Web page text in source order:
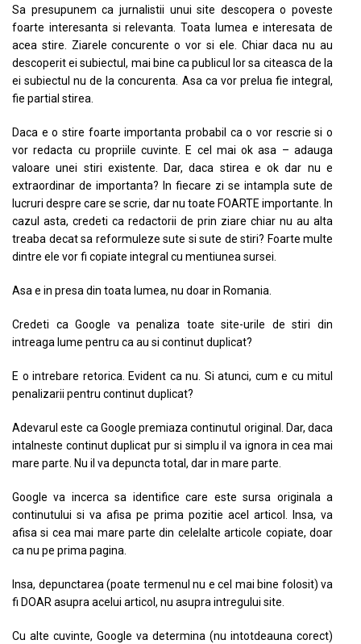
Sa presupunem ca jurnalistii unui site descopera o poveste
foarte interesanta si relevanta. Toata lumea e interesata de
acea stire. Ziarele concurente o vor si ele. Chiar daca nu au
descoperit ei subiectul, mai bine ca publicul lor sa citeasca de la
ei subiectul nu de la concurenta. Asa ca vor prelua fie integral,
fie partial stirea.
Daca e o stire foarte importanta probabil ca o vor rescrie si o
vor redacta cu propriile cuvinte. E cel mai ok asa – adauga
valoare unei stiri existente. Dar, daca stirea e ok dar nu e
extraordinar de importanta? In fiecare zi se intampla sute de
lucruri despre care se scrie, dar nu toate FOARTE importante. In
cazul asta, credeti ca redactorii de prin ziare chiar nu au alta
treaba decat sa reformuleze sute si sute de stiri? Foarte multe
dintre ele vor fi copiate integral cu mentiunea sursei.
Asa e in presa din toata lumea, nu doar in Romania.
Credeti ca Google va penaliza toate site-urile de stiri din
intreaga lume pentru ca au si continut duplicat?
E o intrebare retorica. Evident ca nu. Si atunci, cum e cu mitul
penalizarii pentru continut duplicat?
Adevarul este ca Google premiaza continutul original. Dar, daca
intalneste continut duplicat pur si simplu il va ignora in cea mai
mare parte. Nu il va depuncta total, dar in mare parte.
Google va incerca sa identifice care este sursa originala a
continutului si va afisa pe prima pozitie acel articol. Insa, va
afisa si cea mai mare parte din celelalte articole copiate, doar
ca nu pe prima pagina.
Insa, depunctarea (poate termenul nu e cel mai bine folosit) va
fi DOAR asupra acelui articol, nu asupra intregului site.
Cu alte cuvinte, Google va determina (nu intotdeauna corect)